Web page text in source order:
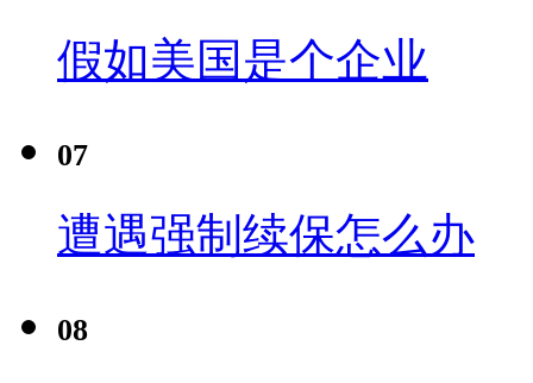
假如美国是个企业
07
遭遇强制续保怎么办
08